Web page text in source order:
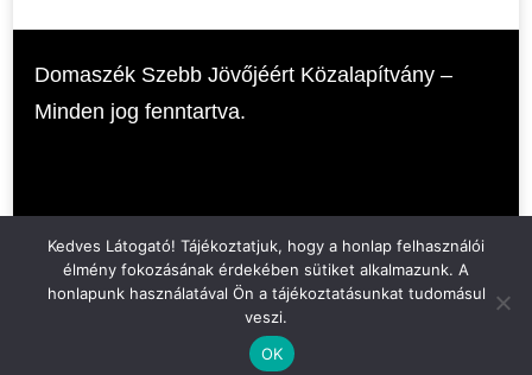
Domaszék Szebb Jövőjéért Közalapítvány –
Minden jog fenntartva.
Adatvédelmi irányelvek
Kedves Látogató! Tájékoztatjuk, hogy a honlap felhasználói
élmény fokozásának érdekében sütiket alkalmazunk. A
honlapunk használatával Ön a tájékoztatásunkat tudomásul
veszi.
OK